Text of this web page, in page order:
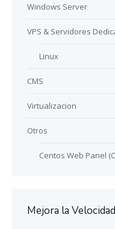
Windows Server
VPS & Servidores
Linux
CMS
Virtualizacion
Otros
Centos Web Panel
Mejora la